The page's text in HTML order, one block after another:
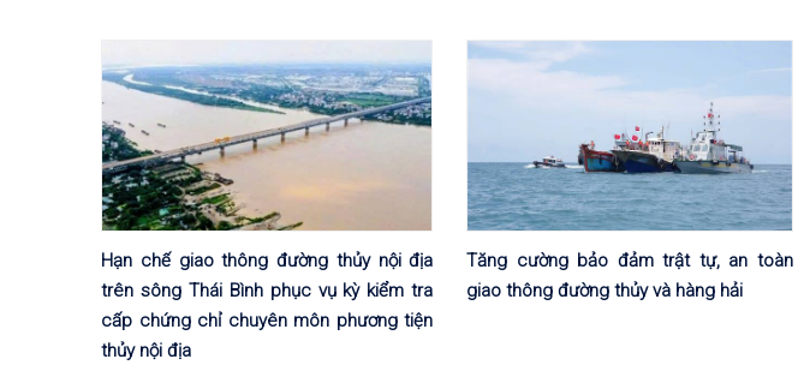
Hạn chế giao thông đường thủy nội địa
trên sông Thái Bình phục vụ kỳ kiểm tra
cấp chứng chỉ chuyên môn phương tiện
thủy nội địa
Tăng cường bảo đảm trật tự, an toàn
giao thông đường thủy và hàng hải